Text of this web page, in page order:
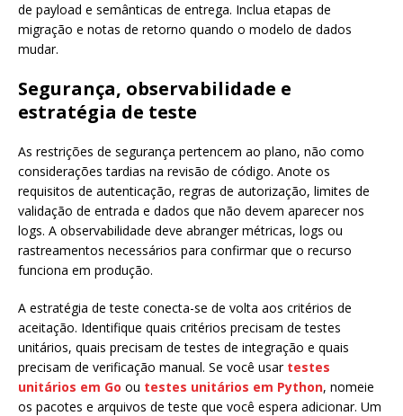
de payload e semânticas de entrega. Inclua etapas de
migração e notas de retorno quando o modelo de dados
mudar.
Segurança, observabilidade e
estratégia de teste
As restrições de segurança pertencem ao plano, não como
considerações tardias na revisão de código. Anote os
requisitos de autenticação, regras de autorização, limites de
validação de entrada e dados que não devem aparecer nos
logs. A observabilidade deve abranger métricas, logs ou
rastreamentos necessários para confirmar que o recurso
funciona em produção.
A estratégia de teste conecta-se de volta aos critérios de
aceitação. Identifique quais critérios precisam de testes
unitários, quais precisam de testes de integração e quais
precisam de verificação manual. Se você usar testes
unitários em Go ou testes unitários em Python, nomeie
os pacotes e arquivos de teste que você espera adicionar. Um